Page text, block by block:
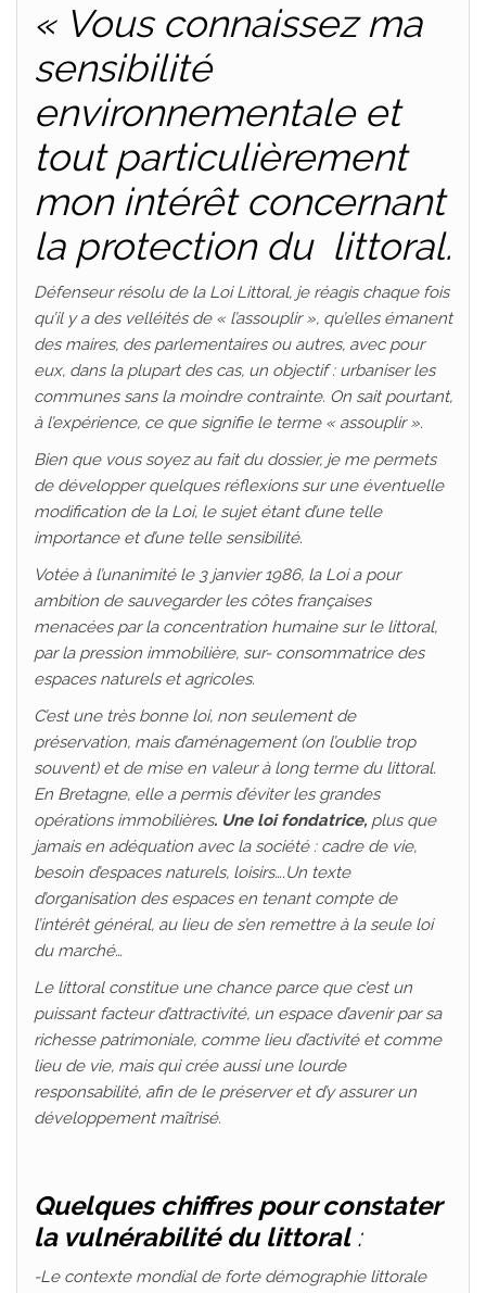
« Vous connaissez ma
sensibilité
environnementale et
tout particulièrement
mon intérêt concernant
la protection du littoral.
Défenseur résolu de la Loi Littoral, je réagis chaque fois
qu’il y a des velléités de « l’assouplir », qu’elles émanent
des maires, des parlementaires ou autres, avec pour
eux, dans la plupart des cas, un objectif : urbaniser les
communes sans la moindre contrainte. On sait pourtant,
à l’expérience, ce que signifie le terme « assouplir ».
Bien que vous soyez au fait du dossier, je me permets
de développer quelques réflexions sur une éventuelle
modification de la Loi, le sujet étant d’une telle
importance et d’une telle sensibilité.
Votée à l’unanimité le 3 janvier 1986, la Loi a pour
ambition de sauvegarder les côtes françaises
menacées par la concentration humaine sur le littoral,
par la pression immobilière, sur- consommatrice des
espaces naturels et agricoles.
C’est une très bonne loi, non seulement de
préservation, mais d’aménagement (on l’oublie trop
souvent) et de mise en valeur à long terme du littoral.
En Bretagne, elle a permis d’éviter les grandes
opérations immobilières. Une loi fondatrice, plus que
jamais en adéquation avec la société : cadre de vie,
besoin d’espaces naturels, loisirs….Un texte
d’organisation des espaces en tenant compte de
l’intérêt général, au lieu de s’en remettre à la seule loi
du marché…
Le littoral constitue une chance parce que c’est un
puissant facteur d’attractivité, un espace d’avenir par sa
richesse patrimoniale, comme lieu d’activité et comme
lieu de vie, mais qui crée aussi une lourde
responsabilité, afin de le préserver et d’y assurer un
développement maîtrisé.
Quelques chiffres pour constater
la vulnérabilité du littoral:
-Le contexte mondial de forte démographie littorale